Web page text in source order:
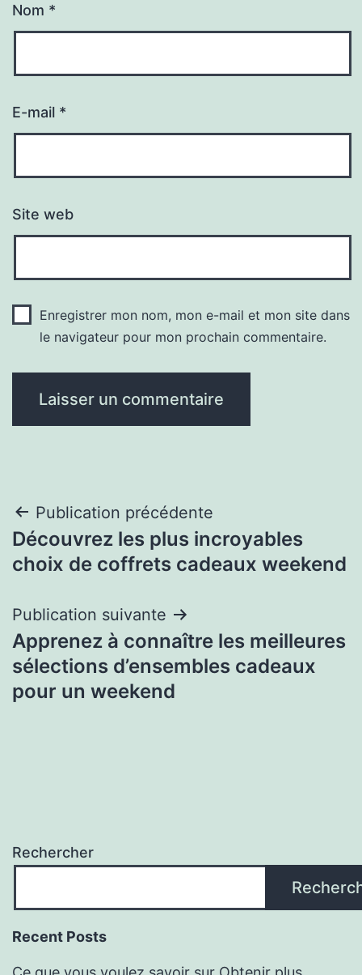
Nom *
E-mail *
Site web
Enregistrer mon nom, mon e-mail et mon site dans
le navigateur pour mon prochain commentaire.
Navigation
de
Publication précédente
Découvrez les plus incroyables
choix de coffrets cadeaux weekend
Publication suivante
Apprenez à connaître les meilleures
sélections d’ensembles cadeaux
pour un weekend
Rechercher
Recent Posts